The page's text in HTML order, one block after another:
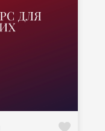
favorite